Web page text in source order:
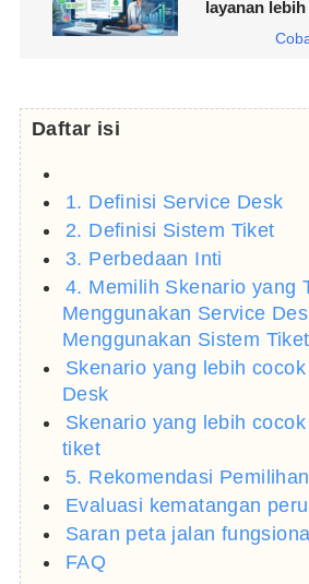
layanan
Daftar isi
1. Definisi Service Desk
2. Definisi Sistem Tiket
3. Perbedaan Inti
4. Memilih Skenario yang
Menggunakan Service
Menggunakan Sistem Tiket
Skenario yang lebih
Desk
Skenario yang lebih
tiket
5. Rekomendasi Pemilihan
Evaluasi kematangan
Saran peta jalan fungsional
FAQ